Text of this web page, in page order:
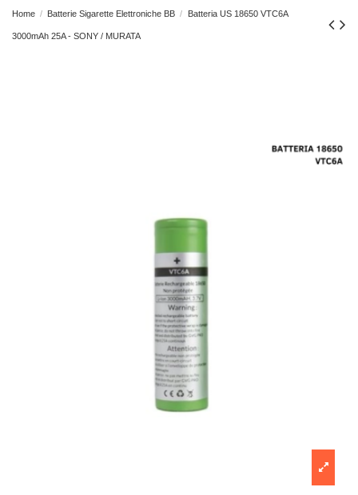
Home Batterie Sigarette Elettroniche BB Batteria US 18650 VTC6A
3000mAh 25A - SONY / MURATA